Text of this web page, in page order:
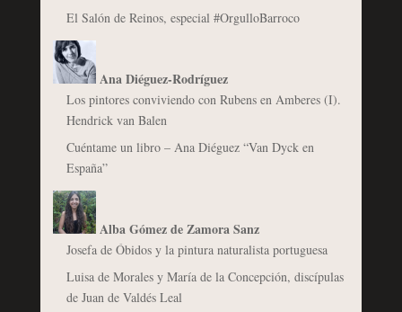
El Salón de Reinos, especial #OrgulloBarroco
Ana Diéguez-Rodríguez
Los pintores conviviendo con Rubens en Amberes (I).
Hendrick van Balen
Cuéntame un libro – Ana Diéguez “Van Dyck en
España”
Alba Gómez de Zamora Sanz
Josefa de Óbidos y la pintura naturalista portuguesa
Luisa de Morales y María de la Concepción, discípulas
de Juan de Valdés Leal